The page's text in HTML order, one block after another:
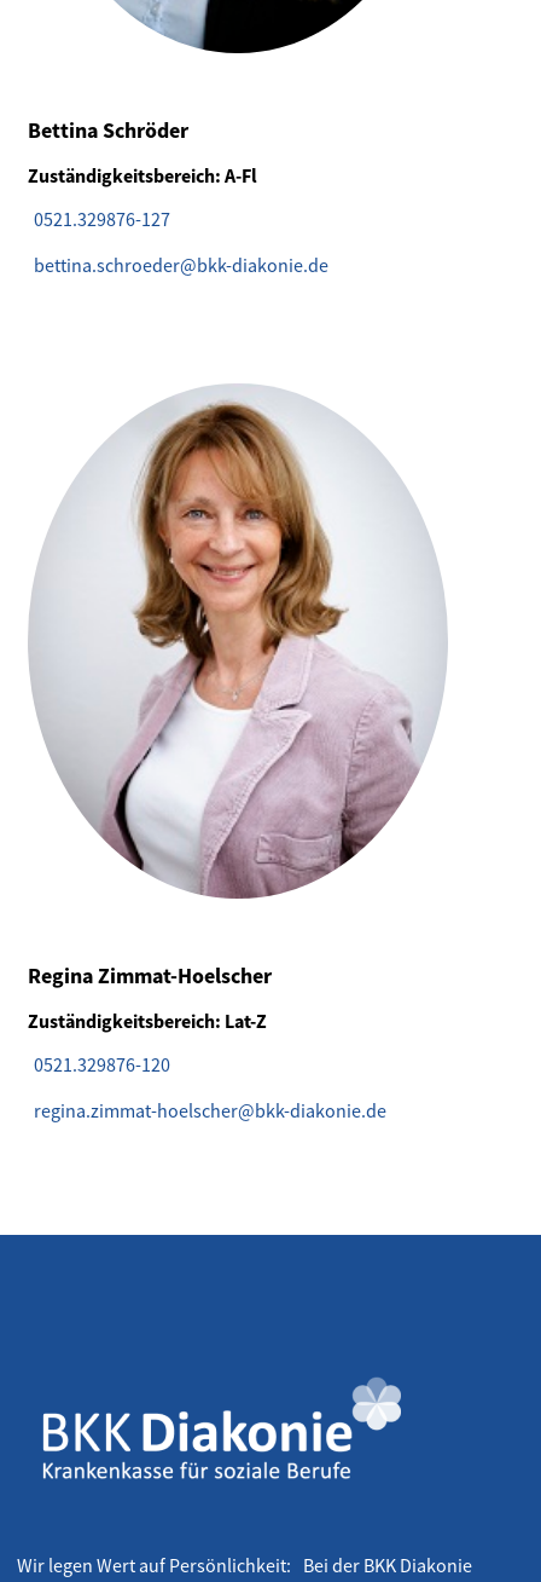
Bettina Schröder
Zuständigkeitsbereich: A-Fl
0521.329876-127
bettina.schroeder@bkk-diakonie.de
Regina Zimmat-Hoelscher
Zuständigkeitsbereich: Lat-Z
0521.329876-120
regina.zimmat-hoelscher@bkk-diakonie.de
Wir legen Wert auf Persönlichkeit: Bei der BKK Diakonie